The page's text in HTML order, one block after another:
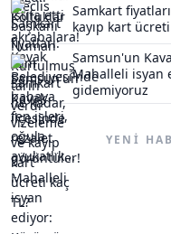
Samkart
kayıp kart ücreti
Samsun'un
Mahalleli isyan
gidemiyoruz
YENI